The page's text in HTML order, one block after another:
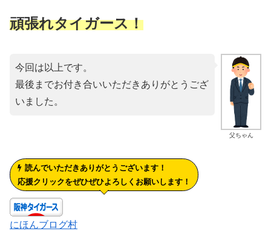
頑張れタイガース！
父ちゃん
今回は以上です。
最後までお付き合いいただきありがとうござ
いました。
読んでいただきありがとうございます！
応援クリックをぜひぜひよろしくお願いします！
にほんブログ村